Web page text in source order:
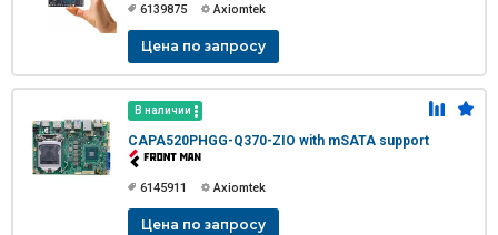
6139875 Axiomtek
Цена по запросу
В наличии
CAPA520PHGG-Q370-ZIO with mSATA support
6145911 Axiomtek
Цена по запросу